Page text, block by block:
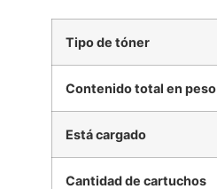
Tipo de tóner
Contenido total en peso
Está cargado
Cantidad de cartuchos